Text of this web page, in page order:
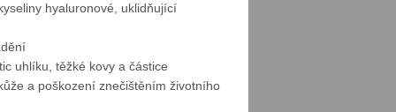
hyaluronové, uklidňující
uhlíku, těžké kovy a částice
a poškození znečištěním životního